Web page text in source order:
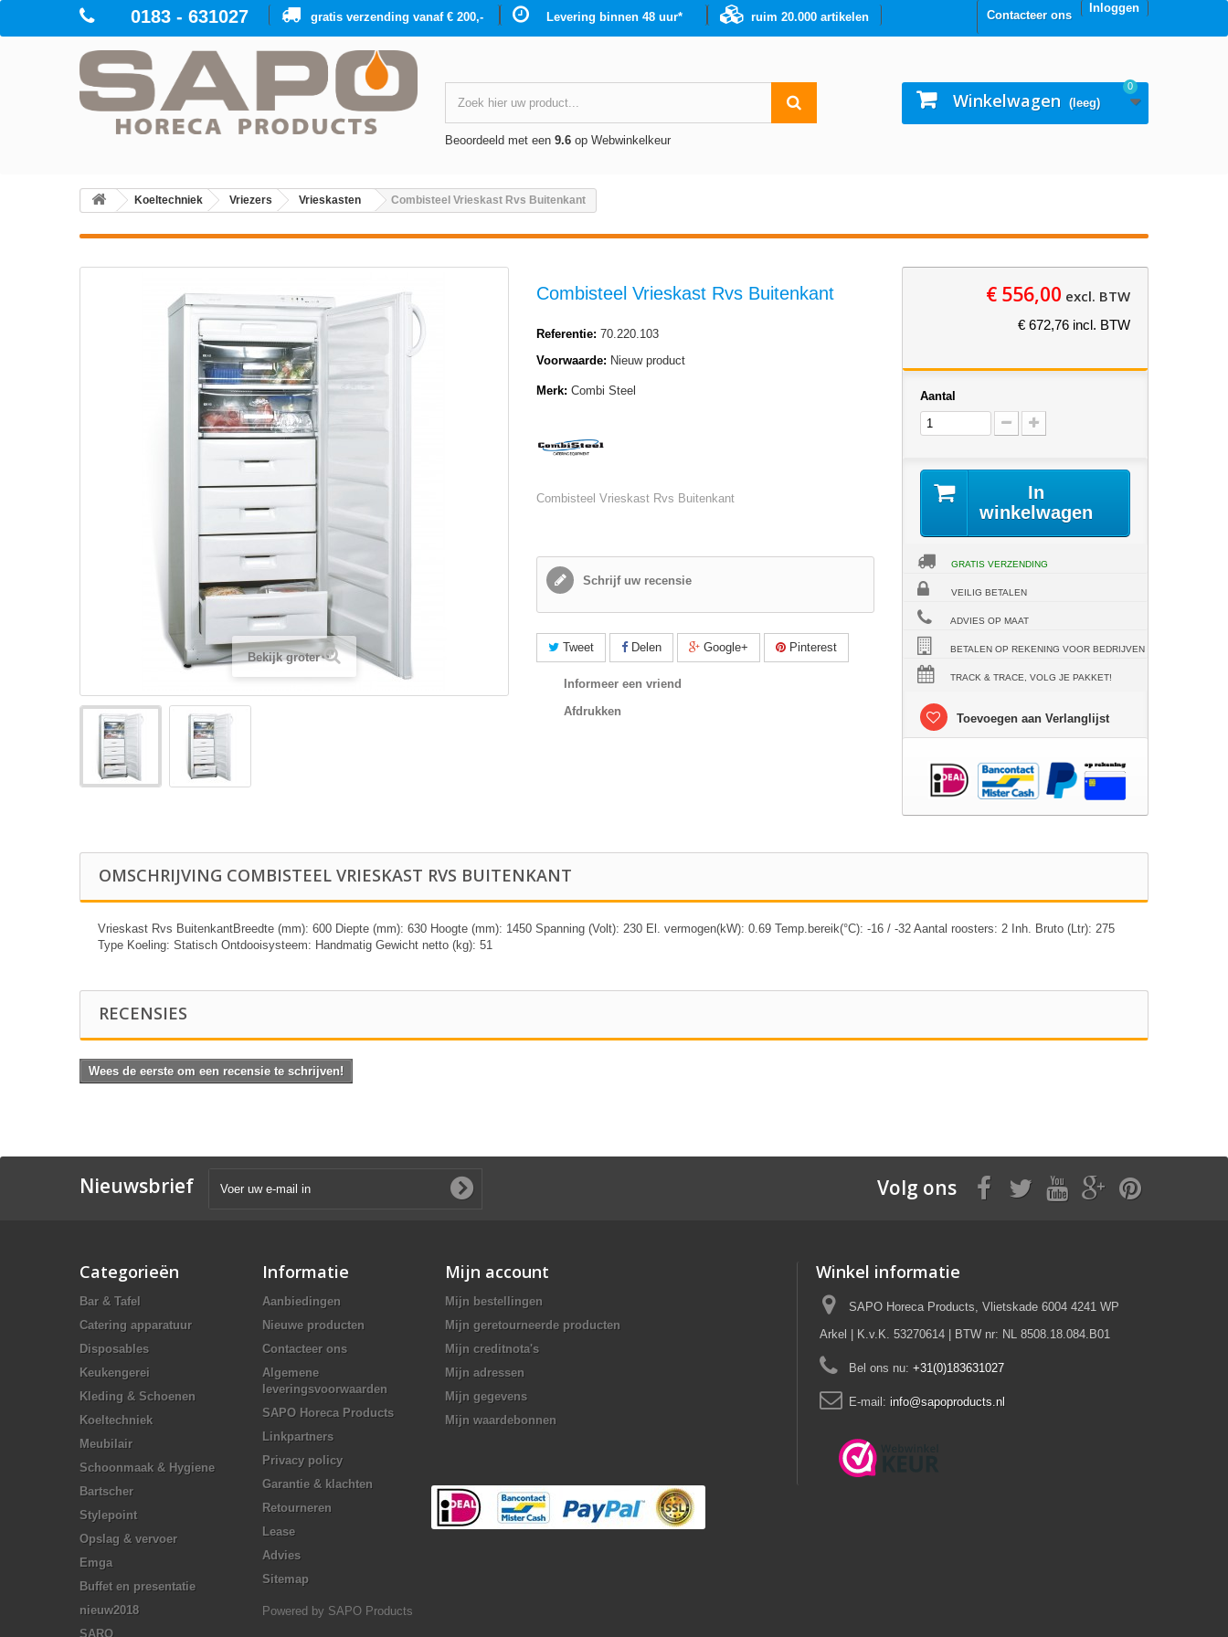
Inloggen
Contacteer ons
0183 - 631027 ruim 20.000 artikelen
Levering binnen 48 uur*
gratis verzending vanaf € 200,-
Beoordeeld met een 9.6op Webwinkelkeur
Winkelwagen (leeg)
0
Koeltechniek Vriezers Vrieskasten Combisteel Vrieskast Rvs Buitenkant
Bekijk groter
Combisteel Vrieskast Rvs Buitenkant
Referentie: 70.220.103
Voorwaarde: Nieuw product
Merk: Combi Steel
Combisteel Vrieskast Rvs Buitenkant
Schrijf uw recensie
Tweet Delen Google+ Pinterest
Informeer een vriend
Afdrukken
€ 556,00 excl. BTW
€ 672,76 incl. BTW
Aantal
In
winkelwagen
GRATIS VERZENDING
VEILIG BETALEN
ADVIES OP MAAT
BETALEN OP REKENING VOOR BEDRIJVEN
TRACK & TRACE, VOLG JE PAKKET!
Toevoegen aan Verlanglijst
OMSCHRIJVING COMBISTEEL VRIESKAST RVS BUITENKANT
Vrieskast Rvs BuitenkantBreedte (mm): 600 Diepte (mm): 630 Hoogte (mm): 1450 Spanning (Volt): 230 El. vermogen(kW): 0.69 Temp.bereik(°C): -16 / -32 Aantal roosters: 2 Inh. Bruto (Ltr): 275
Type Koeling: Statisch Ontdooisysteem: Handmatig Gewicht netto (kg): 51
RECENSIES
Wees de eerste om een recensie te schrijven!
Nieuwsbrief Volg ons
Categorieën
Bar & Tafel
Catering apparatuur
Disposables
Keukengerei
Kleding & Schoenen
Koeltechniek
Meubilair
Schoonmaak & Hygiene
Bartscher
Stylepoint
Opslag & vervoer
Emga
Buffet en presentatie
nieuw2018
SARO
Informatie
Aanbiedingen
Nieuwe producten
Contacteer ons
Algemene
leveringsvoorwaarden
SAPO Horeca Products
Linkpartners
Privacy policy
Garantie & klachten
Retourneren
Lease
Advies
Sitemap
Powered by SAPO Products
Mijn account
Mijn bestellingen
Mijn geretourneerde producten
Mijn creditnota's
Mijn adressen
Mijn gegevens
Mijn waardebonnen
Winkel informatie
SAPO Horeca Products, Vlietskade 6004 4241 WP
Arkel | K.v.K. 53270614 | BTW nr: NL 8508.18.084.B01
Bel ons nu: +31(0)183631027
E-mail: info@sapoproducts.nl